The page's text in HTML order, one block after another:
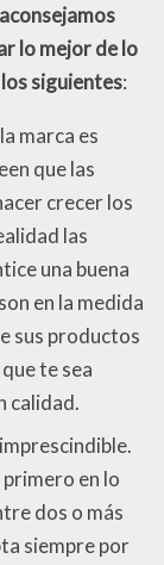
lo mejor de lo
siguientes:
marca es
que las
crecer los
las
una buena
en la medida
sus productos
te sea
calidad.
en lo
dos o más
siempre por